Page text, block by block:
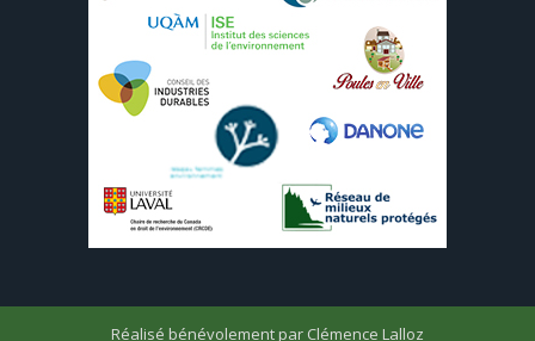
Réalisé bénévolement par Clémence Lalloz